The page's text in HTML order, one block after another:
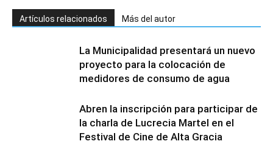
Artículos relacionados Más del autor
La Municipalidad presentará un nuevo
proyecto para la colocación de
medidores de consumo de agua
Abren la inscripción para participar de
la charla de Lucrecia Martel en el
Festival de Cine de Alta Gracia